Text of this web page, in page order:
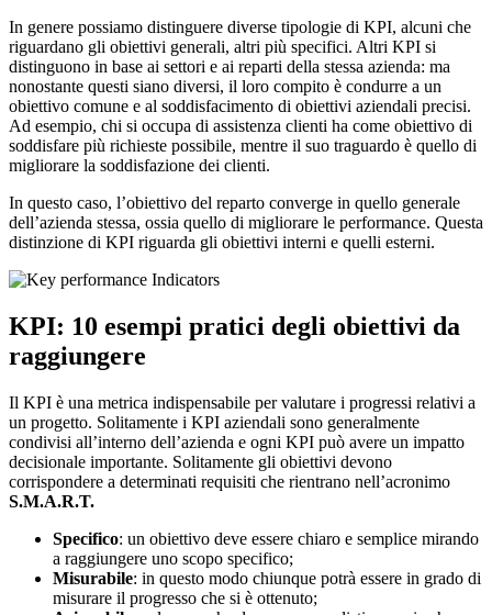
In genere possiamo distinguere diverse tipologie di KPI, alcuni che
riguardano gli obiettivi generali, altri più specifici. Altri KPI si
distinguono in base ai settori e ai reparti della stessa azienda: ma
nonostante questi siano diversi, il loro compito è condurre a un
obiettivo comune e al soddisfacimento di obiettivi aziendali precisi.
Ad esempio, chi si occupa di assistenza clienti ha come obiettivo di
soddisfare più richieste possibile, mentre il suo traguardo è quello di
migliorare la soddisfazione dei clienti.
In questo caso, l’obiettivo del reparto converge in quello generale
dell’azienda stessa, ossia quello di migliorare le performance. Questa
distinzione di KPI riguarda gli obiettivi interni e quelli esterni.
KPI: 10 esempi pratici degli obiettivi da
raggiungere
Il KPI è una metrica indispensabile per valutare i progressi relativi a
un progetto. Solitamente i KPI aziendali sono generalmente
condivisi all’interno dell’azienda e ogni KPI può avere un impatto
decisionale importante. Solitamente gli obiettivi devono
corrispondere a determinati requisiti che rientrano nell’acronimo
S.M.A.R.T.
Specifico: un obiettivo deve essere chiaro e semplice mirando
a raggiungere uno scopo specifico;
Misurabile: in questo modo chiunque potrà essere in grado di
misurare il progresso che si è ottenuto;